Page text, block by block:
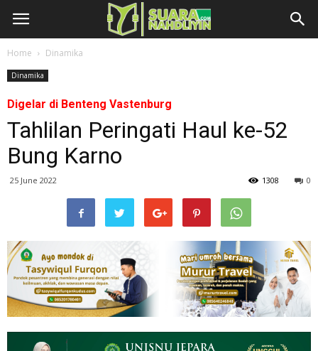
Home Dinamika
Dinamika
Digelar di Benteng Vastenburg
Tahlilan Peringati Haul ke-52
Bung Karno
25 June 2022 0
1308